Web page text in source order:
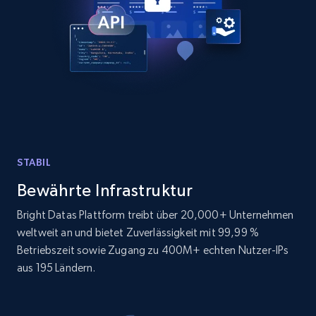
URL, ID, User id, Use url, Title, Headline, Post
text, Date posted, and more.
11.3K+ 1.5K+ Gratis testen
URL, ID, User id, Use url, Title, Headline, Post
text, Date posted, and more.
Gratis testen
STABIL
Bewährte Infrastruktur
Bright Datas Plattform treibt über 20,000+ Unternehmen
weltweit an und bietet Zuverlässigkeit mit 99,99 %
Betriebszeit sowie Zugang zu 400M+ echten Nutzer-IPs
aus 195 Ländern.